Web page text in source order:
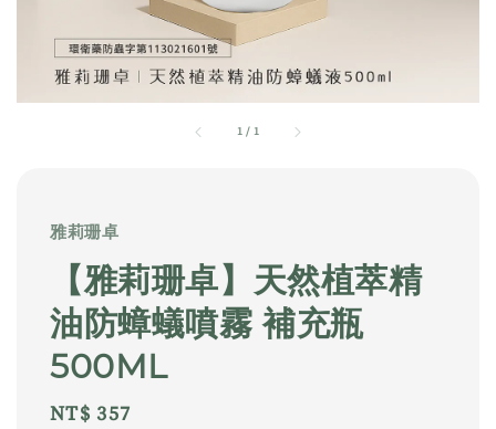
1 / 1
雅莉珊卓
【雅莉珊卓】天然植萃精
油防蟑蟻噴霧 補充瓶
500ML
Regular
NT$ 357